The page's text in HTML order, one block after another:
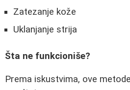
Zatezanje kože
Uklanjanje strija
Šta ne funkcioniše?
Prema iskustvima, ove